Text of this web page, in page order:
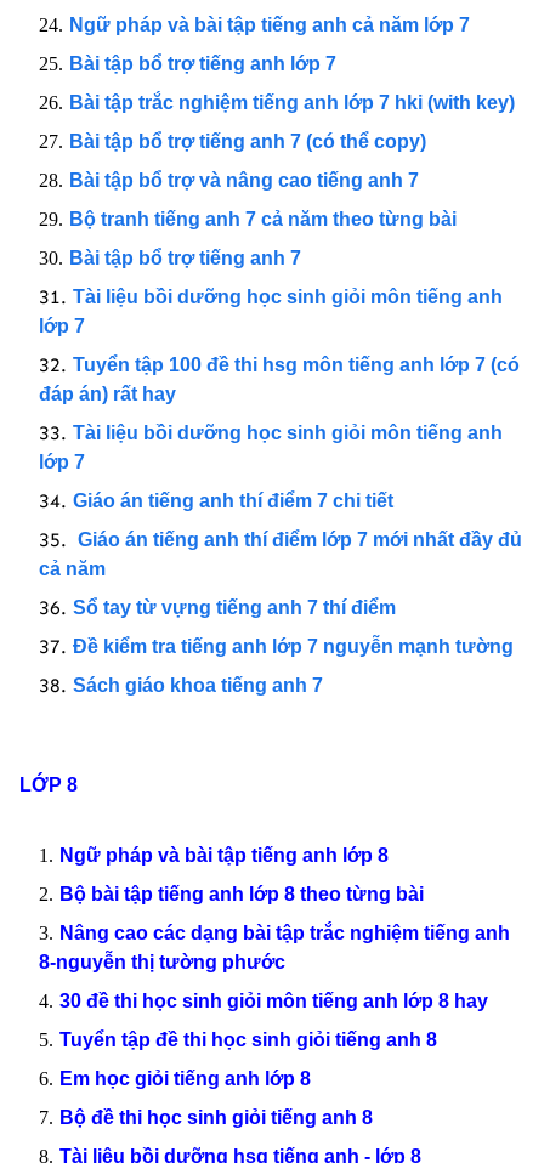
Ngữ pháp và bài tập tiếng anh cả năm lớp 7
Bài tập bổ trợ tiếng anh lớp 7
Bài tập trắc nghiệm tiếng anh lớp 7 hki (with key)
Bài tập bổ trợ tiếng anh 7 (có thể copy)
Bài tập bổ trợ và nâng cao tiếng anh 7
Bộ tranh tiếng anh 7 cả năm theo từng bài
Bài tập bổ trợ tiếng anh 7
Tài liệu bồi dưỡng học sinh giỏi môn tiếng anh
lớp 7
Tuyển tập 100 đề thi hsg môn tiếng anh lớp 7 (có
đáp án) rất hay
Tài liệu bồi dưỡng học sinh giỏi môn tiếng anh
lớp 7
Giáo án tiếng anh thí điểm 7 chi tiết
Giáo án tiếng anh thí điểm lớp 7 mới nhất đầy đủ
cả năm
Sổ tay từ vựng tiếng anh 7 thí điểm
Đề kiểm tra tiếng anh lớp 7 nguyễn mạnh tường
Sách giáo khoa tiếng anh 7
LỚP 8
Ngữ pháp và bài tập tiếng anh lớp 8
Bộ bài tập tiếng anh lớp 8 theo từng bài
Nâng cao các dạng bài tập trắc nghiệm tiếng anh
8-nguyễn thị tường phước
30 đề thi học sinh giỏi môn tiếng anh lớp 8 hay
Tuyển tập đề thi học sinh giỏi tiếng anh 8
Em học giỏi tiếng anh lớp 8
Bộ đề thi học sinh giỏi tiếng anh 8
Tài liệu bồi dưỡng hsg tiếng anh - lớp 8